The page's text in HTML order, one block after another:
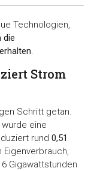
Technologien,
die
.
Strom
Schritt getan.
eine
rund0,51
Eigenverbrauch,
Gigawattstunden